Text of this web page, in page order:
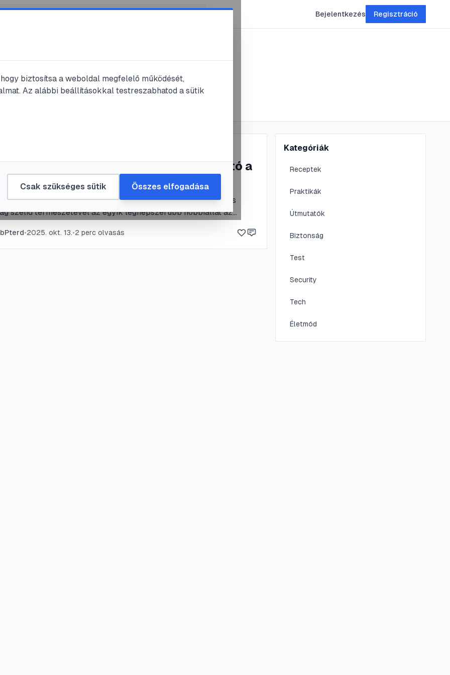
Bejelentkezés Regisztráció
tartása: részletes útmutató a
vagyis a Pandinus imperator, lenyűgöző méretével és
szelíd természetével az egyik legnépszerűbb hobbiállat az
kedvelői körében. Megfelelő gondozással, a trópusi élőhelyét
körülmények biztosításával hosszú évekig
ebben a különleges élőlényben.
•2025. okt. 13.•2 perc olvasás
Kategóriák
Receptek
Praktikák
Útmutatók
Biztonság
Test
Security
Tech
Életmód
biztosítsa a weboldal megfelelő működését,
Az alábbi beállításokkal testreszabhatod a sütik
Csak szükséges sütik Összes elfogadása